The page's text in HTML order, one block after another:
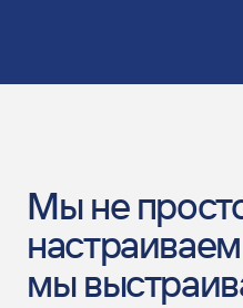
Мы не
мы